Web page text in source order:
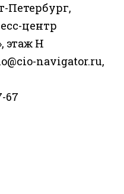
Петербург,
центр
Н
navigator.ru,
67